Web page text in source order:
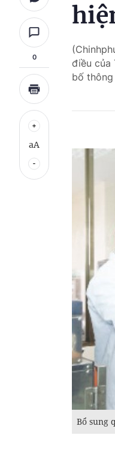
0
aA
điều của
bố thông
Bổ sung